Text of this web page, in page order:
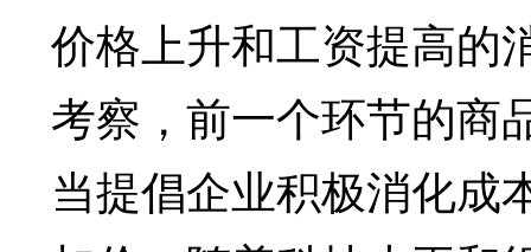
价格上升和工资提高的
考察，前一个环节的商
当提倡企业积极消化成